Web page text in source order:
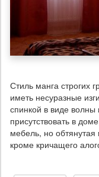
Стиль манга строгих
иметь несуразные
спинкой в виде волны
присутствовать в
мебель, но обтянутая
кроме кричащего